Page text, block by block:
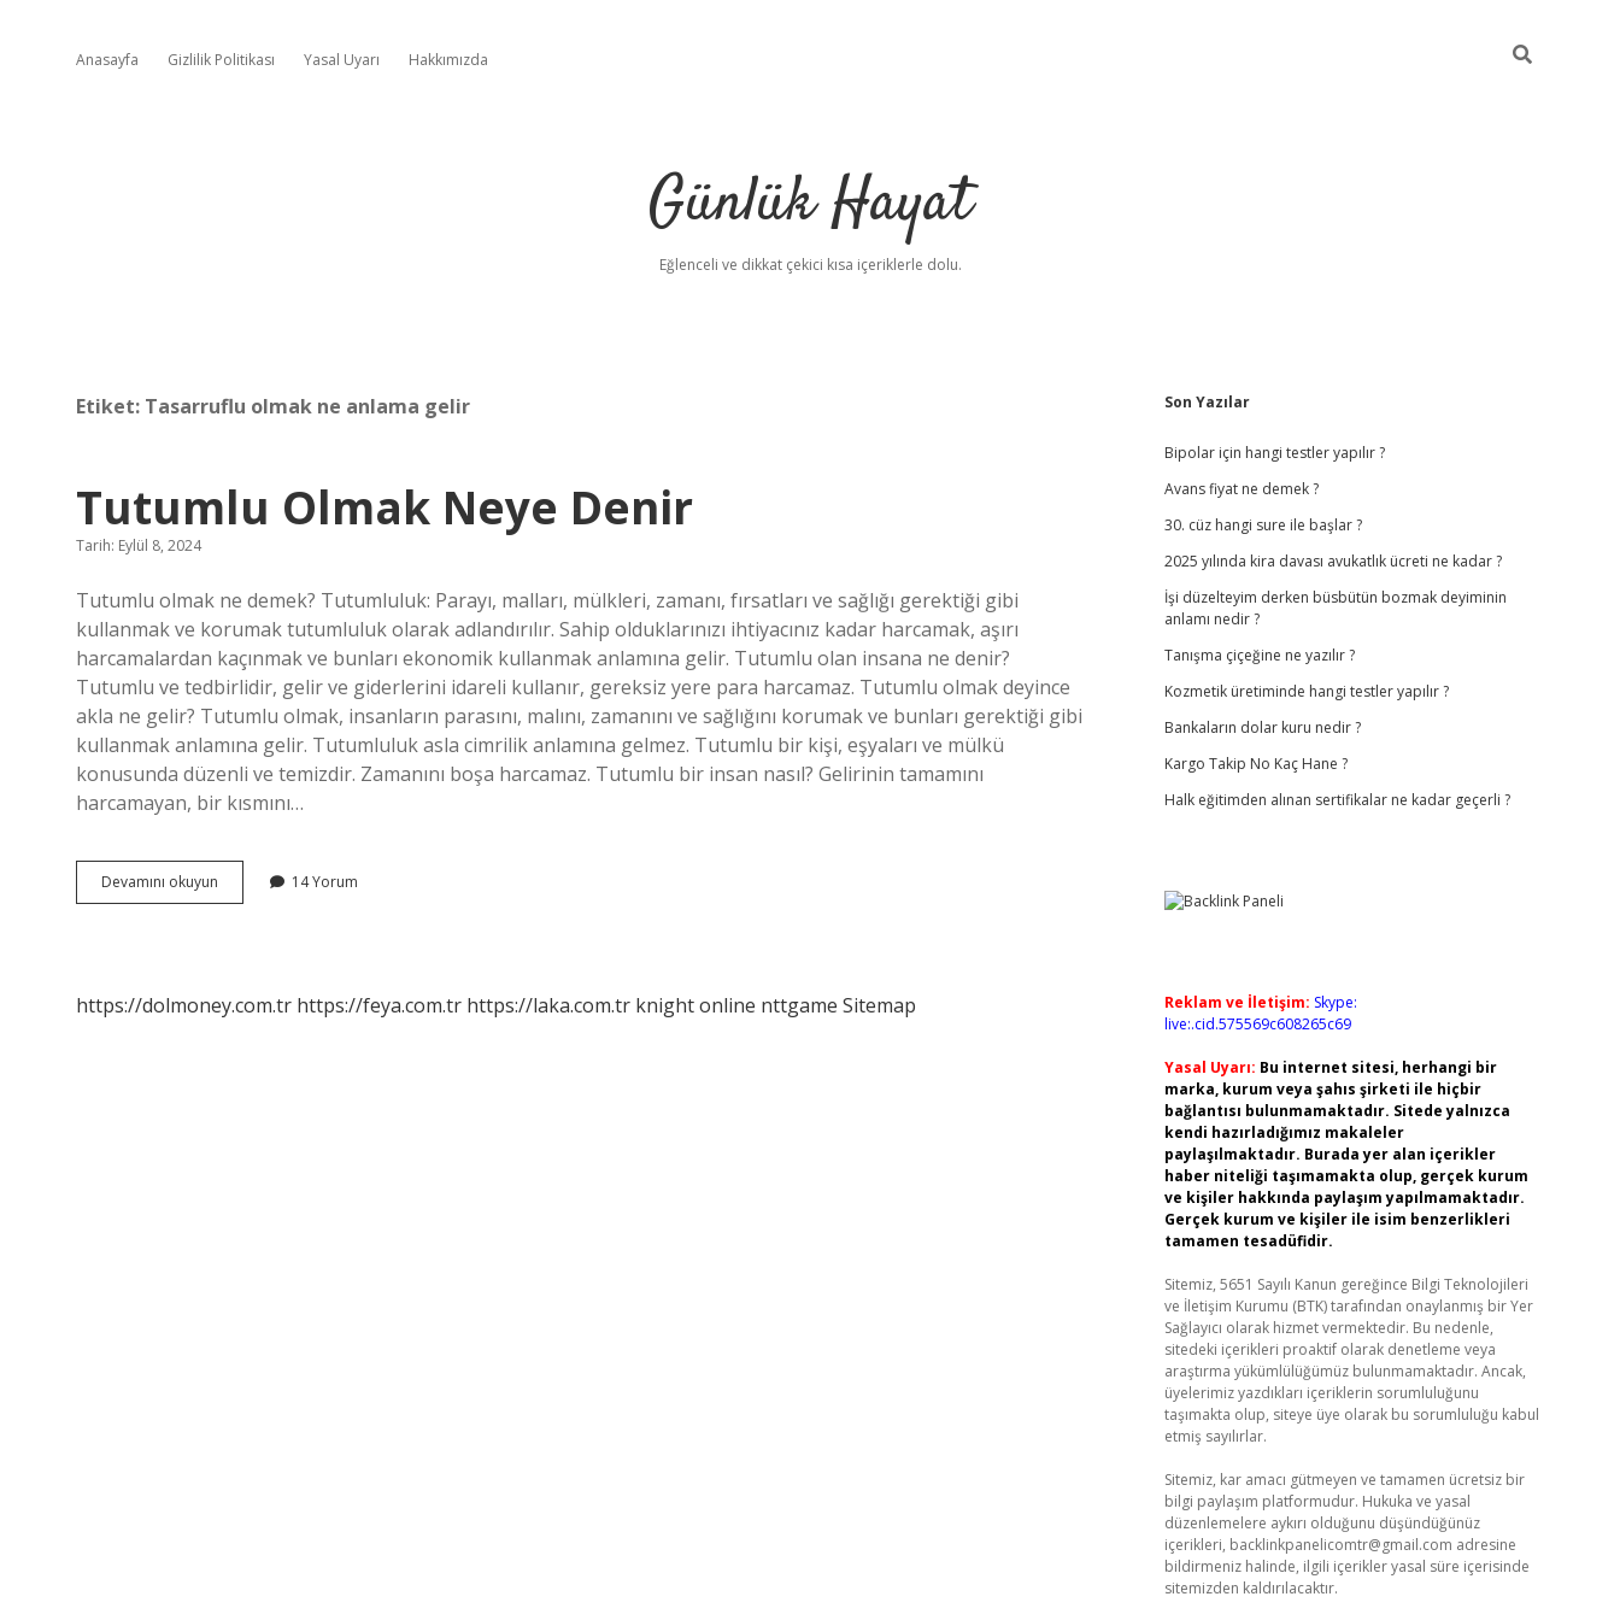
Anasayfa Gizlilik Politikası Yasal Uyarı Hakkımızda
Günlük Hayat
Eğlenceli ve dikkat çekici kısa içeriklerle dolu.
Etiket: Tasarruflu olmak ne anlama gelir
Tutumlu Olmak Neye Denir
Tarih: Eylül 8, 2024
Tutumlu olmak ne demek? Tutumluluk: Parayı, malları, mülkleri, zamanı, fırsatları ve sağlığı gerektiği gibi
kullanmak ve korumak tutumluluk olarak adlandırılır. Sahip olduklarınızı ihtiyacınız kadar harcamak, aşırı
harcamalardan kaçınmak ve bunları ekonomik kullanmak anlamına gelir. Tutumlu olan insana ne denir?
Tutumlu ve tedbirlidir, gelir ve giderlerini idareli kullanır, gereksiz yere para harcamaz. Tutumlu olmak deyince
akla ne gelir? Tutumlu olmak, insanların parasını, malını, zamanını ve sağlığını korumak ve bunları gerektiği gibi
kullanmak anlamına gelir. Tutumluluk asla cimrilik anlamına gelmez. Tutumlu bir kişi, eşyaları ve mülkü
konusunda düzenli ve temizdir. Zamanını boşa harcamaz. Tutumlu bir insan nasıl? Gelirinin tamamını
harcamayan, bir kısmını…
Devamını okuyun Tutumlu
Olmak
14 Yorum
https://dolmoney.com.tr https://feya.com.tr https://laka.com.tr knight online nttgame Sitemap
Sidebar
Son Yazılar
Bipolar için hangi testler yapılır ?
Avans fiyat ne demek ?
30. cüz hangi sure ile başlar ?
2025 yılında kira davası avukatlık ücreti ne kadar ?
İşi düzelteyim derken büsbütün bozmak deyiminin
anlamı nedir ?
Tanışma çiçeğine ne yazılır ?
Kozmetik üretiminde hangi testler yapılır ?
Bankaların dolar kuru nedir ?
Kargo Takip No Kaç Hane ?
Halk eğitimden alınan sertifikalar ne kadar geçerli ?
Reklam ve İletişim: Skype:
live:.cid.575569c608265c69
Yasal Uyarı: Bu internet sitesi, herhangi bir
marka, kurum veya şahıs şirketi ile hiçbir
bağlantısı bulunmamaktadır. Sitede yalnızca
kendi hazırladığımız makaleler
paylaşılmaktadır. Burada yer alan içerikler
haber niteliği taşımamakta olup, gerçek kurum
ve kişiler hakkında paylaşım yapılmamaktadır.
Gerçek kurum ve kişiler ile isim benzerlikleri
tamamen tesadüfidir.
Sitemiz, 5651 Sayılı Kanun gereğince Bilgi Teknolojileri
ve İletişim Kurumu (BTK) tarafından onaylanmış bir Yer
Sağlayıcı olarak hizmet vermektedir. Bu nedenle,
sitedeki içerikleri proaktif olarak denetleme veya
araştırma yükümlülüğümüz bulunmamaktadır. Ancak,
üyelerimiz yazdıkları içeriklerin sorumluluğunu
taşımakta olup, siteye üye olarak bu sorumluluğu kabul
etmiş sayılırlar.
Sitemiz, kar amacı gütmeyen ve tamamen ücretsiz bir
bilgi paylaşım platformudur. Hukuka ve yasal
düzenlemelere aykırı olduğunu düşündüğünüz
içerikleri, backlinkpanelicomtr@gmail.com adresine
bildirmeniz halinde, ilgili içerikler yasal süre içerisinde
sitemizden kaldırılacaktır.